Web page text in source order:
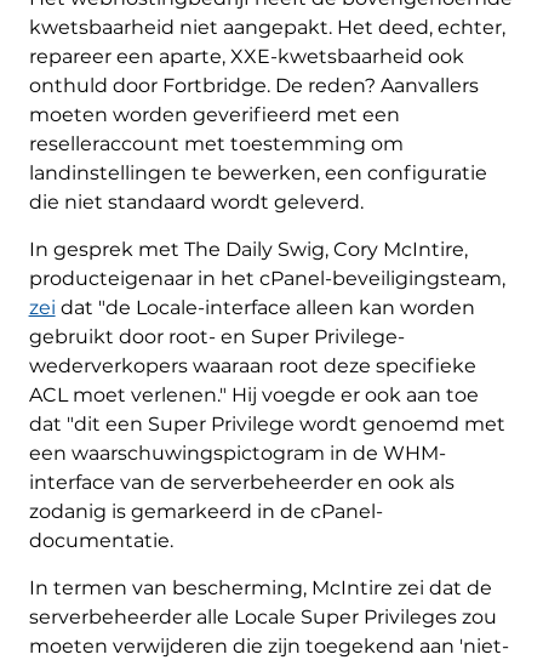
kwetsbaarheid niet aangepakt. Het deed, echter,
repareer een aparte, XXE-kwetsbaarheid ook
onthuld door Fortbridge. De reden? Aanvallers
moeten worden geverifieerd met een
reselleraccount met toestemming om
landinstellingen te bewerken, een configuratie
die niet standaard wordt geleverd.
In gesprek met The Daily Swig, Cory McIntire,
producteigenaar in het cPanel-beveiligingsteam,
zei dat "de Locale-interface alleen kan worden
gebruikt door root- en Super Privilege-
wederverkopers waaraan root deze specifieke
ACL moet verlenen." Hij voegde er ook aan toe
dat "dit een Super Privilege wordt genoemd met
een waarschuwingspictogram in de WHM-
interface van de serverbeheerder en ook als
zodanig is gemarkeerd in de cPanel-
documentatie.
In termen van bescherming, McIntire zei dat de
serverbeheerder alle Locale Super Privileges zou
moeten verwijderen die zijn toegekend aan 'niet-